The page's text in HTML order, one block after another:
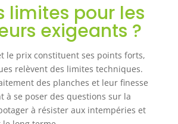
du sol afin
d'optimiser le
développement
des racines de vos
végétaux
MONTAGE FACILE
ET RAPIDE :
montage simple et
rapide à l'aide du
limites pour les
exigeants ?
le prix constituent ses points forts,
relèvent des limites techniques.
des planches et leur finesse
à se poser des questions sur la
à résister aux intempéries et